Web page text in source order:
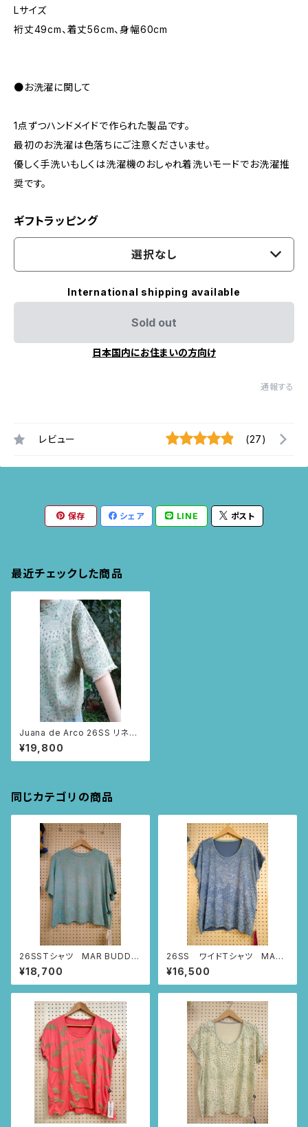
Lサイズ
裄丈49cm、着丈56cm、身幅60cm
●お洗濯に関して
1点ずつハンドメイドで作られた製品です。
最初のお洗濯は色落ちにご注意くださいませ。
優しく手洗いもしくは洗濯機のおしゃれ着洗いモードでお洗濯推
奨です。
ギフトラッピング
選択なし
International shipping available
Sold out
日本国内にお住まいの方向け
通報する
レビュー (27)
保存 シェア LINE ポスト
最近チェックした商品
Juana de Arco 26SS リネン
Tシャツ – MAR BUDDHA (ベ
ージュ Lサイズ)
¥19,800
同じカテゴリの商品
26SSTシャツ MAR BUDDH
A (スモーキーブルー・MAR柄)
¥18,700
26SS ワイドTシャツ MAR
BUDDHA (スモーキーブルー/
Sサイズ)
¥16,500